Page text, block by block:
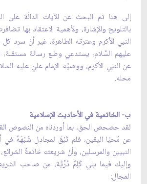
إلى هنا تم البحث عن الآيات الدالّة على
بالتلويح والإشارة، ولأهمية الاعتقاد بها
النبي الأكرم وعترته الطاهرة، غير أنّ سرد
عليهم السَّلام، يستدعي وضع رسالة مستقلة،
عن النبي الأكرم، ووصيِّه الإمام عليّ عليه
محله.
ب- الخاتمية في الأحاديث الإسلامية
لقد حصحص الحق، بما أوردناه من النصوص
عن مُحيّا اليقين، فلم تَبْقَ لمجادِل شُبْهَهٌ في
النبيين والمرسلين، وأنّ شريعته خاتمةُ
وإليك فيما يلي كَلِمٌ دُرِّيَّة، من صاحب
المجال: